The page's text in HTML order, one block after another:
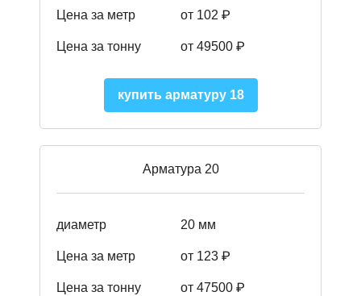
Цена за метр от 102 ₽
Цена за тонну от 49500 ₽
купить арматуру 18
Арматура 20
диаметр 20 мм
Цена за метр от 123 ₽
Цена за тонну от 47500 ₽